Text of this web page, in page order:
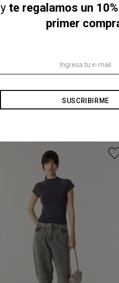
y te regalamos un
primer
SUSCRIBIRME